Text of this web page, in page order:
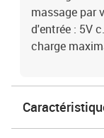
massage par
d'entrée : 5V
charge